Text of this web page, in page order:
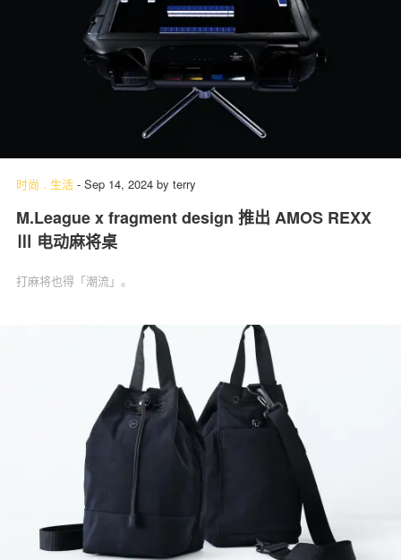
时尚 . 生活 - Sep 14, 2024 by terry
M.League x fragment design 推出 AMOS REXX
Ⅲ 电动麻将桌
打麻将也得「潮流」。